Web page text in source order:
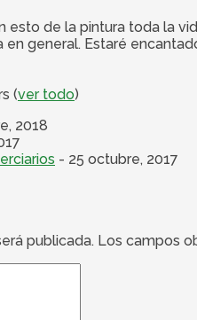
esto de la pintura toda la
general. Estaré
(ver todo)
2018
- 25 octubre, 2017
publicada. Los campos